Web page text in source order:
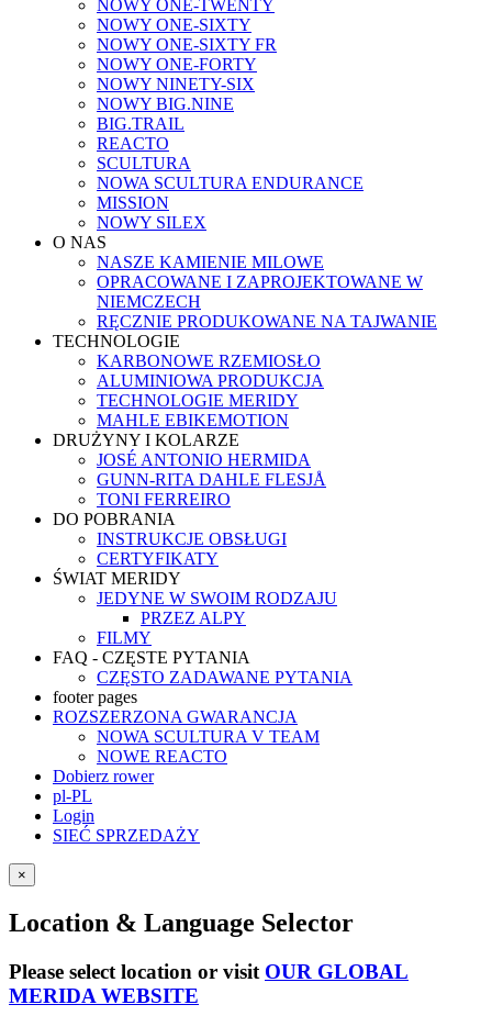
NOWY ONE-TWENTY
NOWY ONE-SIXTY
NOWY ONE-SIXTY FR
NOWY ONE-FORTY
NOWY NINETY-SIX
NOWY BIG.NINE
BIG.TRAIL
REACTO
SCULTURA
NOWA SCULTURA ENDURANCE
MISSION
NOWY SILEX
O NAS
NASZE KAMIENIE MILOWE
OPRACOWANE I ZAPROJEKTOWANE W
NIEMCZECH
RĘCZNIE PRODUKOWANE NA TAJWANIE
TECHNOLOGIE
KARBONOWE RZEMIOSŁO
ALUMINIOWA PRODUKCJA
TECHNOLOGIE MERIDY
MAHLE EBIKEMOTION
DRUŻYNY I KOLARZE
JOSÉ ANTONIO HERMIDA
GUNN-RITA DAHLE FLESJÅ
TONI FERREIRO
DO POBRANIA
INSTRUKCJE OBSŁUGI
CERTYFIKATY
ŚWIAT MERIDY
JEDYNE W SWOIM RODZAJU
PRZEZ ALPY
FILMY
FAQ - CZĘSTE PYTANIA
CZĘSTO ZADAWANE PYTANIA
footer pages
ROZSZERZONA GWARANCJA
NOWA SCULTURA V TEAM
NOWE REACTO
Dobierz rower
pl-PL
Login
SIEĆ SPRZEDAŻY
×
Location & Language Selector
Please select location or visit OUR GLOBAL
MERIDA WEBSITE